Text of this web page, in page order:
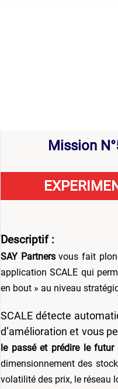
Mission
Descriptif :
SAY Partnersvous fait
application SCALE qui
en bout » au niveau
SCALE détecte
d’amélioration et vous
le passé et prédire le futur
dimensionnement des
volatilité des prix, le réseau